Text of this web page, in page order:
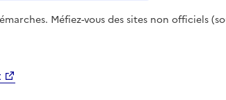
Méfiez-vous des sites non officiels